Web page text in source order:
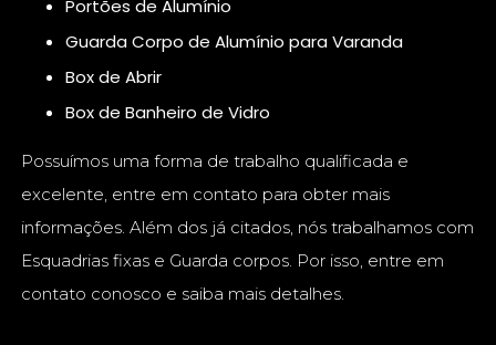
Portões de Alumínio
Guarda Corpo de Alumínio para Varanda
Box de Abrir
Box de Banheiro de Vidro
Possuímos uma forma de trabalho qualificada e
excelente, entre em contato para obter mais
informações. Além dos já citados, nós trabalhamos com
Esquadrias fixas e Guarda corpos. Por isso, entre em
contato conosco e saiba mais detalhes.